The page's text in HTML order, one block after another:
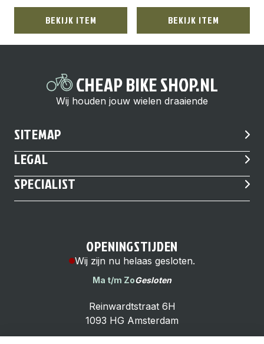
BEKIJK ITEM BEKIJK ITEM
CHEAP BIKE SHOP.NL
Wij houden jouw wielen draaiende
SITEMAP
LEGAL
SPECIALIST
OPENINGSTIJDEN
Wij zijn nu helaas gesloten.
Ma t/m ZoGesloten
Reinwardtstraat 6H
1093 HG Amsterdam